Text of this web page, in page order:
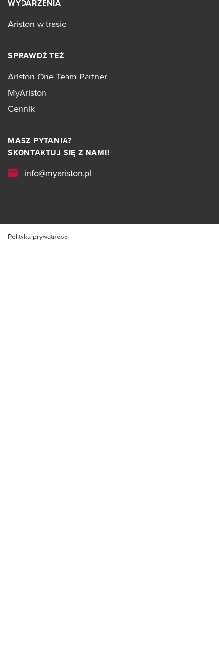
WYDARZENIA
Ariston w trasie
SPRAWDŹ TEŻ
Ariston One Team Partner
MyAriston
Cennik
MASZ PYTANIA?
SKONTAKTUJ SIĘ Z NAMI!
info@myariston.pl
Polityka prywatności